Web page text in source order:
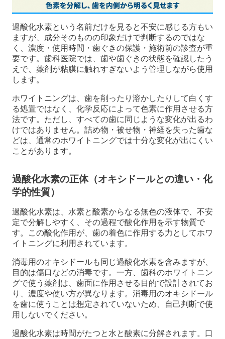
過酸化水素という名前だけを見ると不安に感じる方もい
ますが、成分そのものの印象だけで判断するのではな
く、濃度・使用時間・歯ぐきの保護・施術前の診査が重
要です。歯科医院では、歯や歯ぐきの状態を確認したう
えで、薬剤が粘膜に触れすぎないよう管理しながら使用
します。
ホワイトニングは、歯を削ったり溶かしたりして白くす
る処置ではなく、化学反応によって色素に作用させる方
法です。ただし、すべての歯に同じような変化が出るわ
けではありません。詰め物・被せ物・神経を失った歯な
どは、通常のホワイトニングでは十分な変化が出にくい
ことがあります。
過酸化水素の正体（オキシドールとの違い・化
学的性質）
過酸化水素は、水素と酸素からなる無色の液体で、不安
定で分解しやすく、その過程で酸化作用を示す物質で
す。この酸化作用が、歯の着色に作用する力としてホワ
イトニングに利用されています。
消毒用のオキシドールも同じ過酸化水素を含みますが、
目的は傷口などの消毒です。一方、歯科のホワイトニン
グで使う薬剤は、歯面に作用させる目的で設計されてお
り、濃度や使い方が異なります。消毒用のオキシドール
を歯に使うことは想定されていないため、自己判断で使
用しないでください。
過酸化水素は時間がたつと水と酸素に分解されます。口